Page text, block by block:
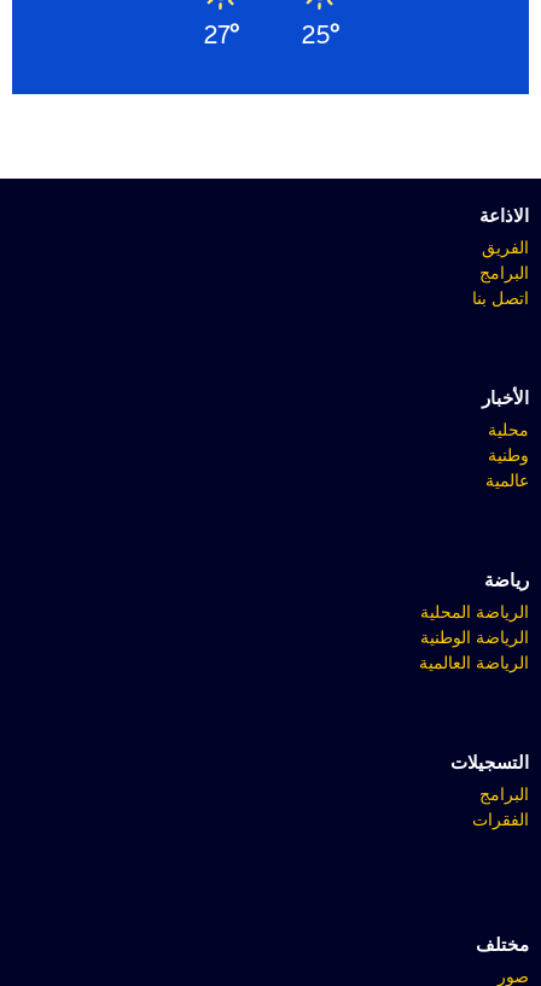
25°
27°
الاذاعة
الفريق
البرامج
اتصل بنا
الأخبار
محلية
وطنية
عالمية
رياضة
الرياضة المحلية
الرياضة الوطنية
الرياضة العالمية
التسجيلات
البرامج
الفقرات
مختلف
صور